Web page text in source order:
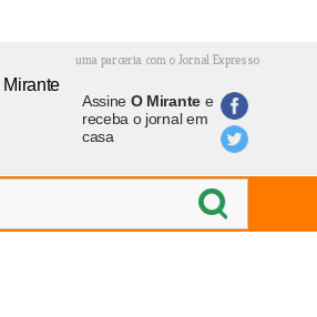
uma parceria com o Jornal Expresso
Assine O Mirantee
receba o jornal em
casa